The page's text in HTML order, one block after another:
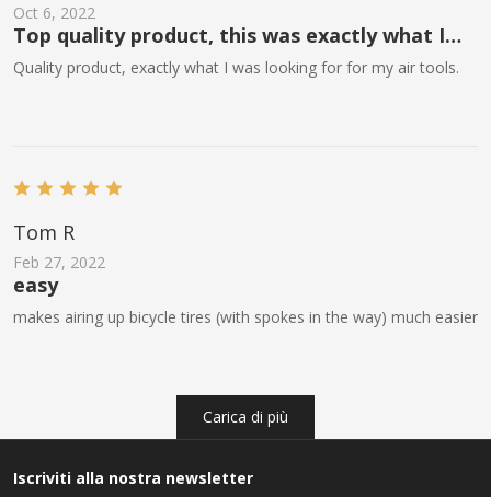
Oct 6, 2022
Top quality product, this was exactly what I
needed for working with air tools.
Quality product, exactly what I was looking for for my air tools.
Tom R
Feb 27, 2022
easy
makes airing up bicycle tires (with spokes in the way) much easier
Carica di più
Iscriviti alla nostra newsletter